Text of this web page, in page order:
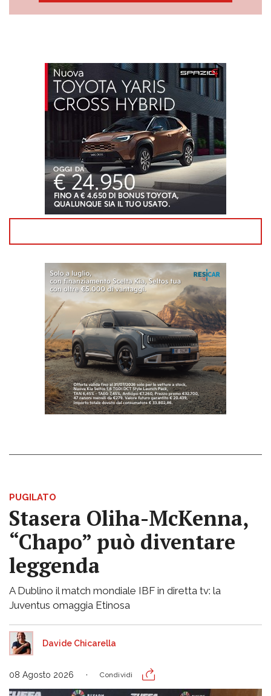
PUGILATO
Stasera Oliha-McKenna,
“Chapo” può diventare
leggenda
A Dublino il match mondiale IBF in diretta tv: la
Juventus omaggia Etinosa
Davide Chicarella
08 Agosto 2026 Condividi